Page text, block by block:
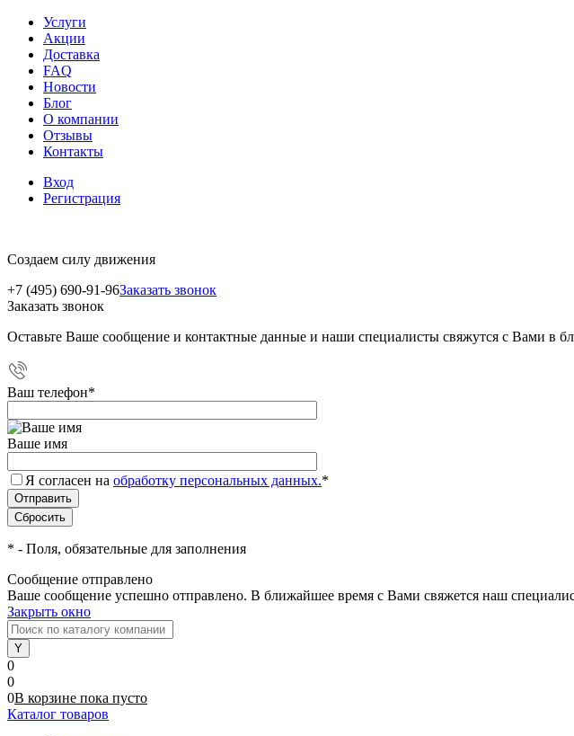
Услуги
Акции
Доставка
FAQ
Новости
Блог
О компании
Отзывы
Контакты
Вход
Регистрация
Создаем силу движения
+7 (495) 690-91-96Заказать звонок
Заказать звонок
Оставьте Ваше сообщение и контактные данные и наши специалисты свяжутся с Вами в
Ваш телефон*
Ваше имя
Я согласен на обработку персональных данных.*
* - Поля, обязательные для заполнения
Сообщение отправлено
Ваше сообщение успешно отправлено. В ближайшее время с Вами свяжется наш
Закрыть окно
0
0
0В корзине пока пусто
Каталог товаров